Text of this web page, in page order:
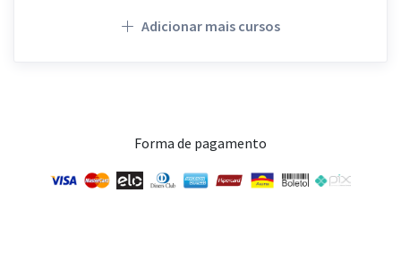
Adicionar mais cursos
Forma de pagamento